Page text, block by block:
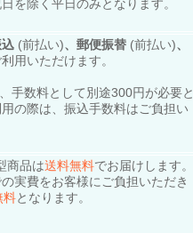
を除く平日のみとなります。
(前払い)、郵便振替 (前払い)、
用いただけます。
手数料として別途300円が必要と
の際は、振込手数料はご負担い
商品は送料無料でお届けします。
の実費をお客様にご負担いただき
料となります。